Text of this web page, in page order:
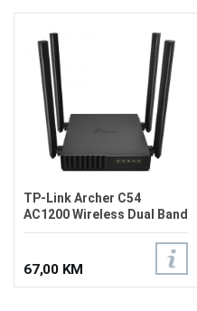
TP-Link Archer C54
AC1200 Wireless Dual Band
Router
67,00 KM